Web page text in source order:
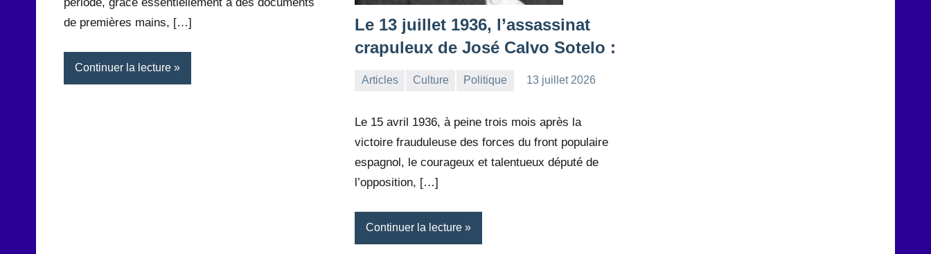
de premières mains, […]
Continuer la lecture
Le 13 juillet 1936, l’assassinat
crapuleux de José Calvo Sotelo :
Articles Culture Politique
13 juillet 2026
Le 15 avril 1936, à peine trois mois après la
victoire frauduleuse des forces du front populaire
espagnol, le courageux et talentueux député de
l’opposition, […]
Continuer la lecture